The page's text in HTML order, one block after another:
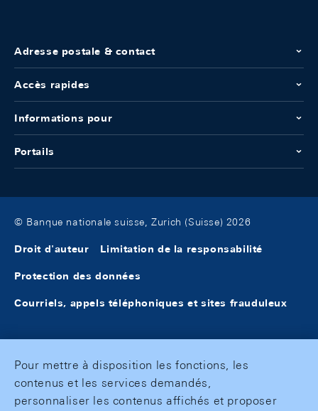
Adresse postale & contact
Accès rapides
Informations pour
Portails
© Banque nationale suisse, Zurich (Suisse) 2026
Droit d'auteur Limitation de la responsabilité
Protection des données
Courriels, appels téléphoniques et sites frauduleux
Pour mettre à disposition les fonctions, les
contenus et les services demandés,
personnaliser les contenus affichés et proposer